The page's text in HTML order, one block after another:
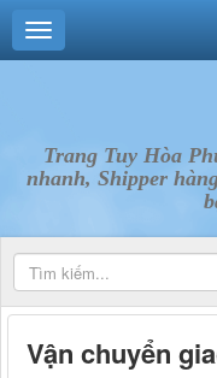
Trang Tuy Hòa
nhanh, Shipper
Vận chuyển